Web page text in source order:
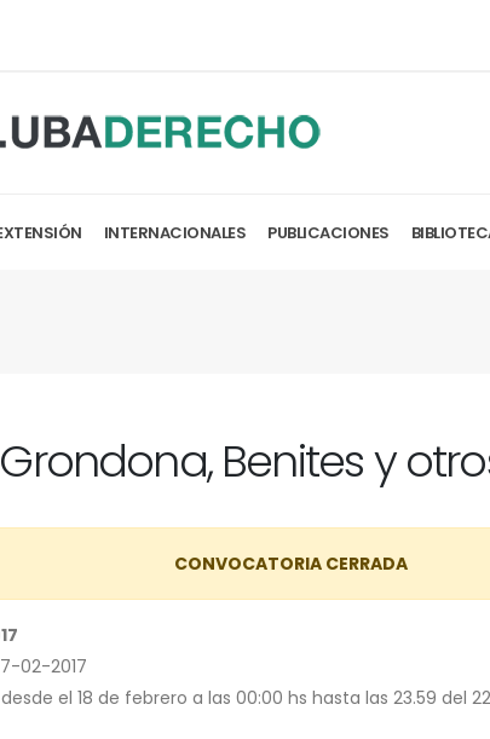
INTERNACIONALES PUBLICACIONES
Benites y
CONVOCATORIA CERRADA
02-2017
desde el 18 de febrero a las 00:00 hs hasta las 23.59 del